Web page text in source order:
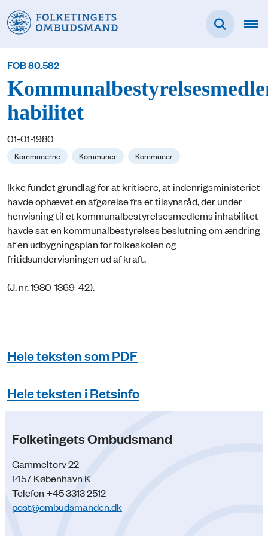
FOB 80.582
habilitet
01-01-1980
Kommunerne Kommuner Kommuner
Ikke fundet grundlag for at kritisere, at indenrigsministeriet
havde ophævet en afgørelse fra et tilsynsråd, der under
henvisning til et kommunalbestyrelsesmedlems inhabilitet
havde sat en kommunalbestyrelses beslutning om ændring
af en udbygningsplan for folkeskolen og
fritidsundervisningen ud af kraft.
(J. nr. 1980-1369-42).
Hele teksten som PDF
Hele teksten i Retsinfo
Folketingets Ombudsmand
Gammeltorv 22
1457 København K
Telefon +45 3313 2512
post@ombudsmanden.dk